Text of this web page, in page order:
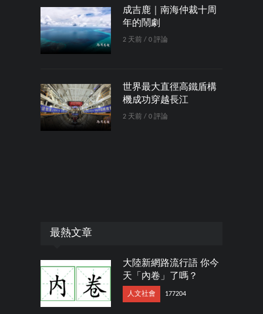
成吉鹿｜南海仲裁十周
年的鬧劇
2 天前 / 0 評論
世界最大直徑高鐵盾構
機成功穿越長江
2 天前 / 0 評論
最熱文章
大陸新網路流行語 你今
天「內卷」了嗎？
人文社會 177204